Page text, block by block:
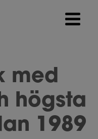
med
högsta
1989